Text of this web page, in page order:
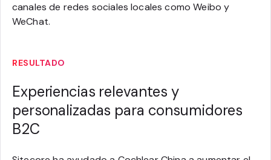
canales de redes sociales locales como Weibo y
WeChat.
RESULTADO
Experiencias relevantes y
personalizadas para consumidores
B2C